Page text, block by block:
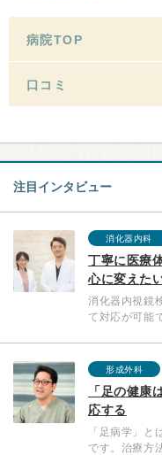
病院TOP
口コミ
注目インタビュー
消化器内科
丁寧に医療
心に変えた
消化器内視鏡
て対応が可能
形成外科
「足の健康
応する
「足病学」
です。治療方